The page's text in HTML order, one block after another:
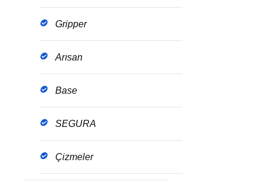
Gripper
Arısan
Base
SEGURA
Çizmeler